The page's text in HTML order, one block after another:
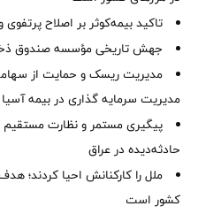
تاکید بیمه‌کوثر بر اصلاح
جهش تاریخی مؤسسه صندوق
مدیریت ریسک و حمایت از
مدیریت سرمایه گذاری در بیمه آسیا
پیگیری مستمر و نظارت مستقیم
حادثه‌دیده در عراق
ملل را کارکنانش احیا کردند؛
کشور است